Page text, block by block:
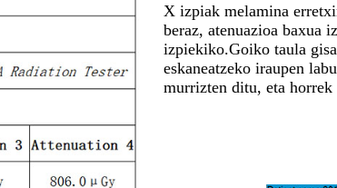
X izpiak melamina
beraz, atenuazioa baxua
izpiekiko.Goiko taula
eskaneatzeko iraupen
murrizten ditu, eta horrek